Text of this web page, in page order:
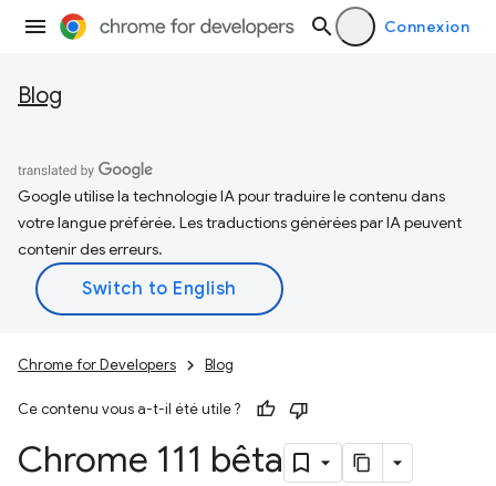
Connexion
Blog
Google utilise la technologie IA pour traduire le contenu dans
votre langue préférée. Les traductions générées par IA peuvent
contenir des erreurs.
Chrome for Developers Blog
Ce contenu vous a-t-il été utile ?
Chrome 111 bêta